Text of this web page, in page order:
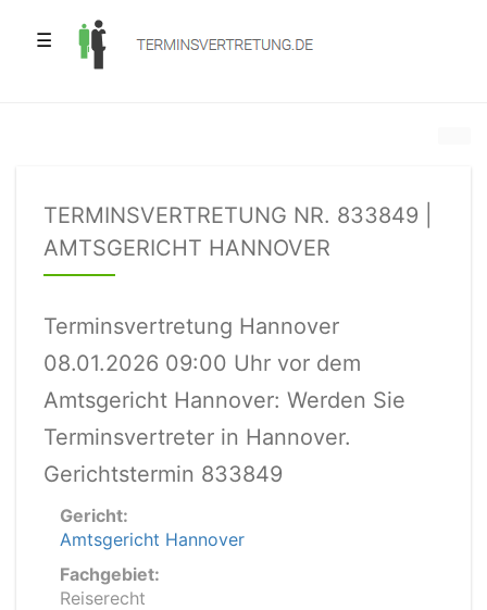
☰
TERMINSVERTRETUNG NR. 833849 |
AMTSGERICHT HANNOVER
Terminsvertretung Hannover
08.01.2026 09:00 Uhr vor dem
Amtsgericht Hannover: Werden Sie
Terminsvertreter in Hannover.
Gerichtstermin 833849
Gericht:
Amtsgericht Hannover
Fachgebiet:
Reiserecht